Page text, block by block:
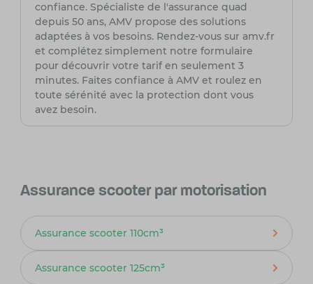
confiance. Spécialiste de l'assurance quad
depuis 50 ans, AMV propose des solutions
adaptées à vos besoins. Rendez-vous sur amv.fr
et complétez simplement notre formulaire
pour découvrir votre tarif en seulement 3
minutes. Faites confiance à AMV et roulez en
toute sérénité avec la protection dont vous
avez besoin.
Assurance scooter par motorisation
Assurance scooter 110cm³
Assurance scooter 125cm³